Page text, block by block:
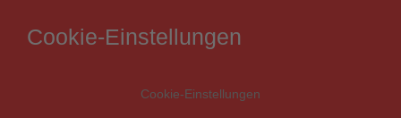
Cookie-Einstellungen
Cookie-Einstellungen